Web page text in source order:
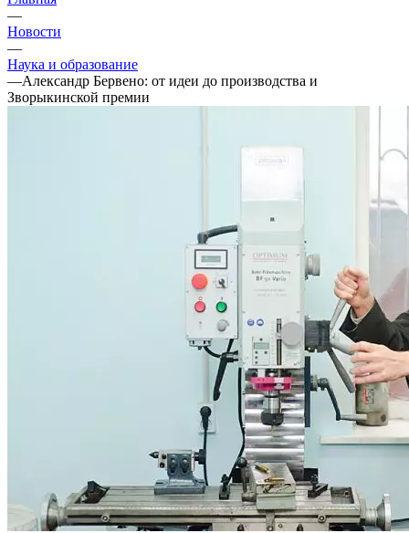
—
Новости
—
Наука и образование
—Александр Бервено: от идеи до производства и
Зворыкинской премии